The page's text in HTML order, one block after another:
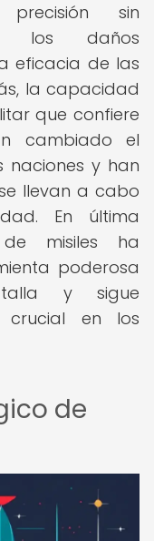
sin
los daños
eficacia de las
la capacidad
que confiere
cambiado el
naciones y han
llevan a cabo
En última
misiles ha
poderosa
y sigue
crucial en los
de